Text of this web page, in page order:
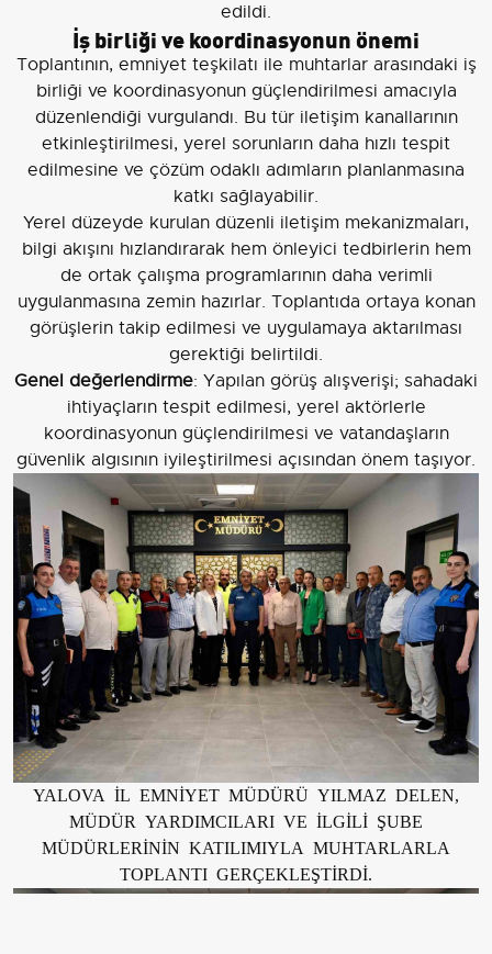
edildi.
İş birliği ve koordinasyonun önemi
Toplantının, emniyet teşkilatı ile muhtarlar arasındaki iş
birliği ve koordinasyonun güçlendirilmesi amacıyla
düzenlendiği vurgulandı. Bu tür iletişim kanallarının
etkinleştirilmesi, yerel sorunların daha hızlı tespit
edilmesine ve çözüm odaklı adımların planlanmasına
katkı sağlayabilir.
Yerel düzeyde kurulan düzenli iletişim mekanizmaları,
bilgi akışını hızlandırarak hem önleyici tedbirlerin hem
de ortak çalışma programlarının daha verimli
uygulanmasına zemin hazırlar. Toplantıda ortaya konan
görüşlerin takip edilmesi ve uygulamaya aktarılması
gerektiği belirtildi.
Genel değerlendirme: Yapılan görüş alışverişi; sahadaki
ihtiyaçların tespit edilmesi, yerel aktörlerle
koordinasyonun güçlendirilmesi ve vatandaşların
güvenlik algısının iyileştirilmesi açısından önem taşıyor.
YALOVA İL EMNİYET MÜDÜRÜ YILMAZ DELEN,
MÜDÜR YARDIMCILARI VE İLGİLİ ŞUBE
MÜDÜRLERİNİN KATILIMIYLA MUHTARLARLA
TOPLANTI GERÇEKLEŞTİRDİ.